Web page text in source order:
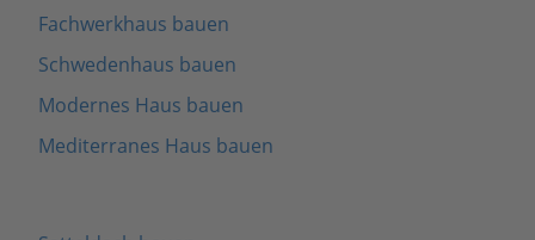
Fachwerkhaus bauen
Schwedenhaus bauen
Modernes Haus bauen
Mediterranes Haus bauen